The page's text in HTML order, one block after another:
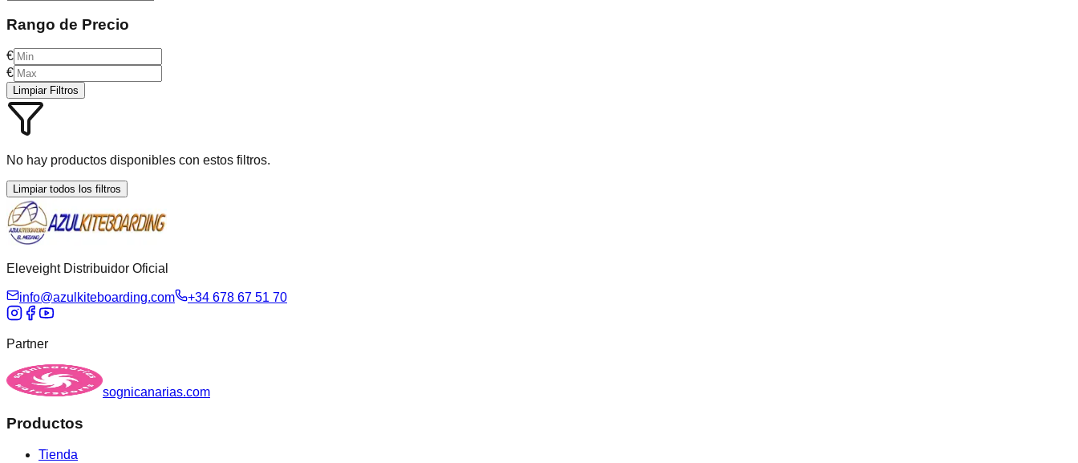
Rango de Precio
€
€
Limpiar Filtros
No hay productos disponibles con estos filtros.
Limpiar todos los filtros
Eleveight Distribuidor Oficial
info@azulkiteboarding.com +34 678 67 51 70
Partner
sognicanarias.com
Productos
Tienda